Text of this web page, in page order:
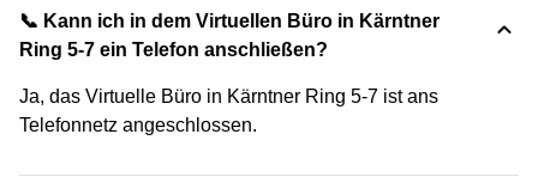
📞 Kann ich in dem Virtuellen Büro in Kärntner
Ring 5-7 ein Telefon anschließen?
Ja, das Virtuelle Büro in Kärntner Ring 5-7 ist ans
Telefonnetz angeschlossen.